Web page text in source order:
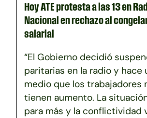
Hoy ATE protesta a las 13 en
Nacional en rechazo al
salarial
“El Gobierno decidió
paritarias en la radio y hace
medio que los trabajadores
tienen aumento. La
para más y la conflictividad